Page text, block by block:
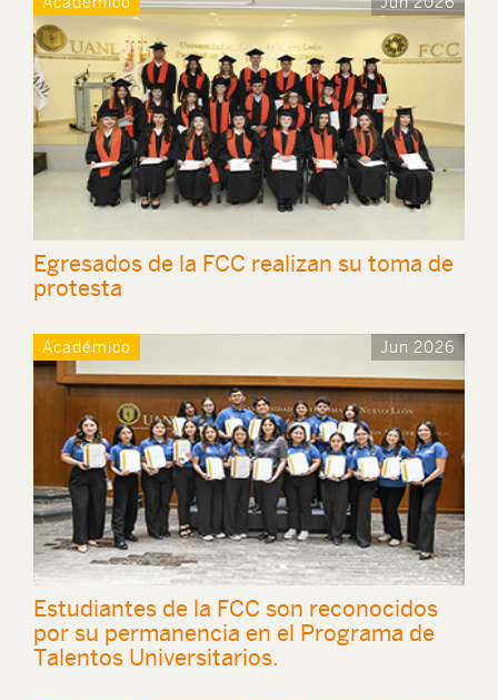
Egresados de la FCC realizan su toma de
protesta
Académico Jun 2026
Estudiantes de la FCC son reconocidos
por su permanencia en el Programa de
Talentos Universitarios.